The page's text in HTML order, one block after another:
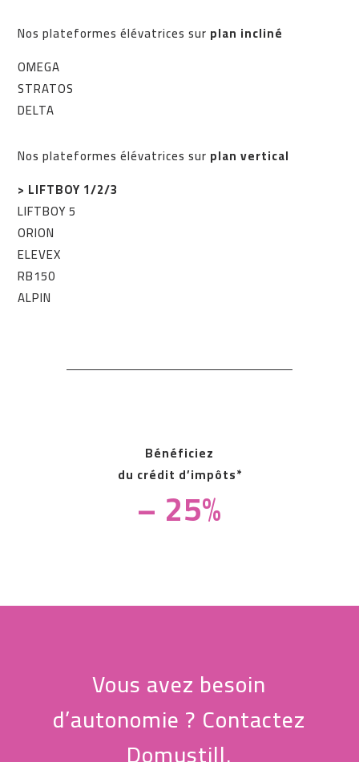
Nos plateformes élévatrices sur plan incliné
OMEGA
STRATOS
DELTA
Nos plateformes élévatrices sur plan vertical
> LIFTBOY 1/2/3
LIFTBOY 5
ORION
ELEVEX
RB150
ALPIN
Bénéficiez
du crédit d’impôts*
– 25%
Vous avez besoin
d’autonomie ? Contactez